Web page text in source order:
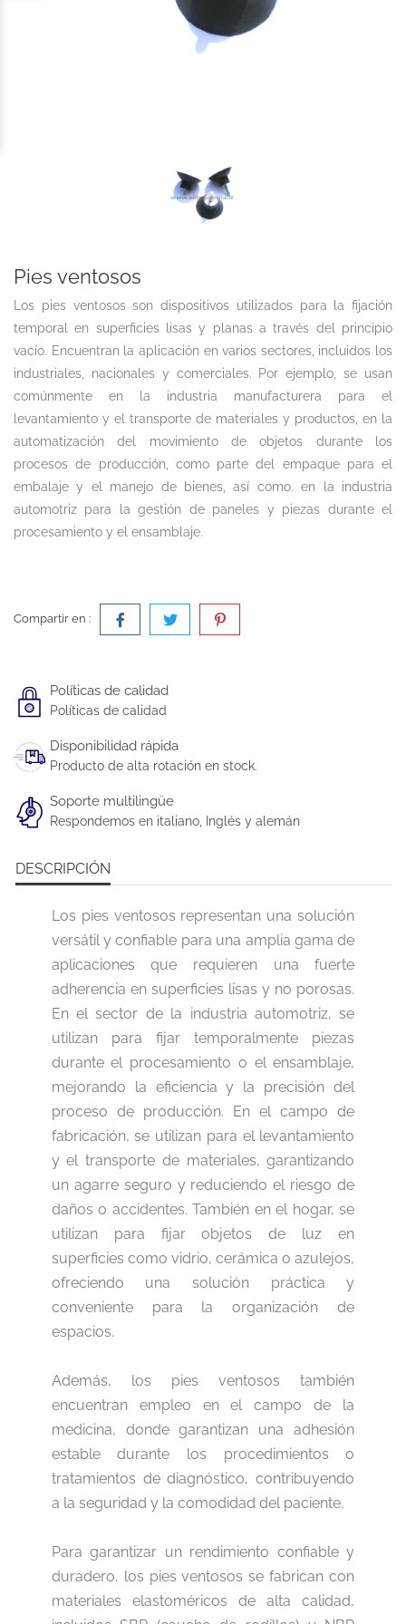
Pies ventosos
Los pies ventosos son dispositivos utilizados para la fijación
temporal en superficies lisas y planas a través del principio
vacío. Encuentran la aplicación en varios sectores, incluidos los
industriales, nacionales y comerciales. Por ejemplo, se usan
comúnmente en la industria manufacturera para el
levantamiento y el transporte de materiales y productos, en la
automatización del movimiento de objetos durante los
procesos de producción, como parte del empaque para el
embalaje y el manejo de bienes, así como. en la industria
automotriz para la gestión de paneles y piezas durante el
procesamiento y el ensamblaje.
Compartir en :
Políticas de calidad
Políticas de calidad
Disponibilidad rápida
Producto de alta rotación en stock.
Soporte multilingüe
Respondemos en italiano, Inglés y alemán
DESCRIPCIÓN
Los pies ventosos representan una solución
versátil y confiable para una amplia gama de
aplicaciones que requieren una fuerte
adherencia en superficies lisas y no porosas.
En el sector de la industria automotriz, se
utilizan para fijar temporalmente piezas
durante el procesamiento o el ensamblaje,
mejorando la eficiencia y la precisión del
proceso de producción. En el campo de
fabricación, se utilizan para el levantamiento
y el transporte de materiales, garantizando
un agarre seguro y reduciendo el riesgo de
daños o accidentes. También en el hogar, se
utilizan para fijar objetos de luz en
superficies como vidrio, cerámica o azulejos,
ofreciendo una solución práctica y
conveniente para la organización de
espacios.
Además, los pies ventosos también
encuentran empleo en el campo de la
medicina, donde garantizan una adhesión
estable durante los procedimientos o
tratamientos de diagnóstico, contribuyendo
a la seguridad y la comodidad del paciente.
Para garantizar un rendimiento confiable y
duradero, los pies ventosos se fabrican con
materiales elastoméricos de alta calidad,